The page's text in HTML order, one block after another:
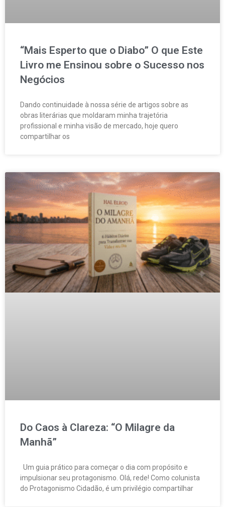
“Mais Esperto que o Diabo” O que Este
Livro me Ensinou sobre o Sucesso nos
Negócios
Dando continuidade à nossa série de artigos sobre as
obras literárias que moldaram minha trajetória
profissional e minha visão de mercado, hoje quero
compartilhar os
Do Caos à Clareza: “O Milagre da
Manhã”
Um guia prático para começar o dia com propósito e
impulsionar seu protagonismo. Olá, rede! Como colunista
do Protagonismo Cidadão, é um privilégio compartilhar